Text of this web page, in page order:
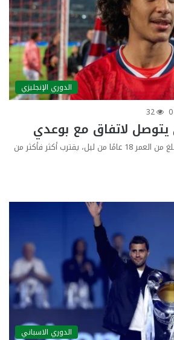
الدوري الإنجليزي
0
32
لاتفاق مع بوعدي
أيوب بوعدي، لاعب وسط يبلغ من العمر 18 عامًا من ليل، يقترب أكثر فأكثر من
الدوري الاسباني